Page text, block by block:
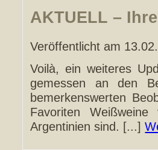
AKTUELL –
Veröffentlicht am
Voilà, ein weiteres
gemessen an den
bemerkenswerten
Favoriten
Argentinien sind. [...]